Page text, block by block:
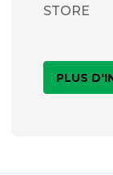
STORE
PLUS